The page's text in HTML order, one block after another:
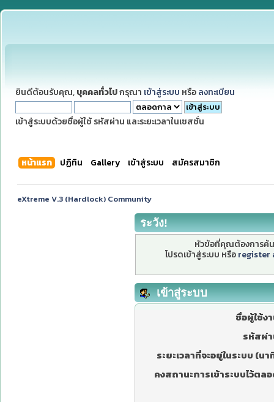
ยินดีต้อนรับคุณ, บุคคลทั่วไปกรุณา เข้าสู่ระบบ หรือ ลงทะเบียน
เข้าสู่ระบบด้วยชื่อผู้ใช้ รหัสผ่าน และระยะเวลาในเซสชั่น
หน้าแรก ปฏิทิน Gallery เข้าสู่ระบบ สมัครสมาชิก
eXtreme V.3 (Hardlock) Community
ระวัง!
หัวข้อที่คุณต้องการค้
โปรดเข้าสู่ระบบ หรือ register
เข้าสู่ระบบ
ชื่อผู้ใช้ง
รหัสผ่
ระยะเวลาที่จะอยู่ในระบบ (นา
คงสถานะการเข้าระบบไว้ตล